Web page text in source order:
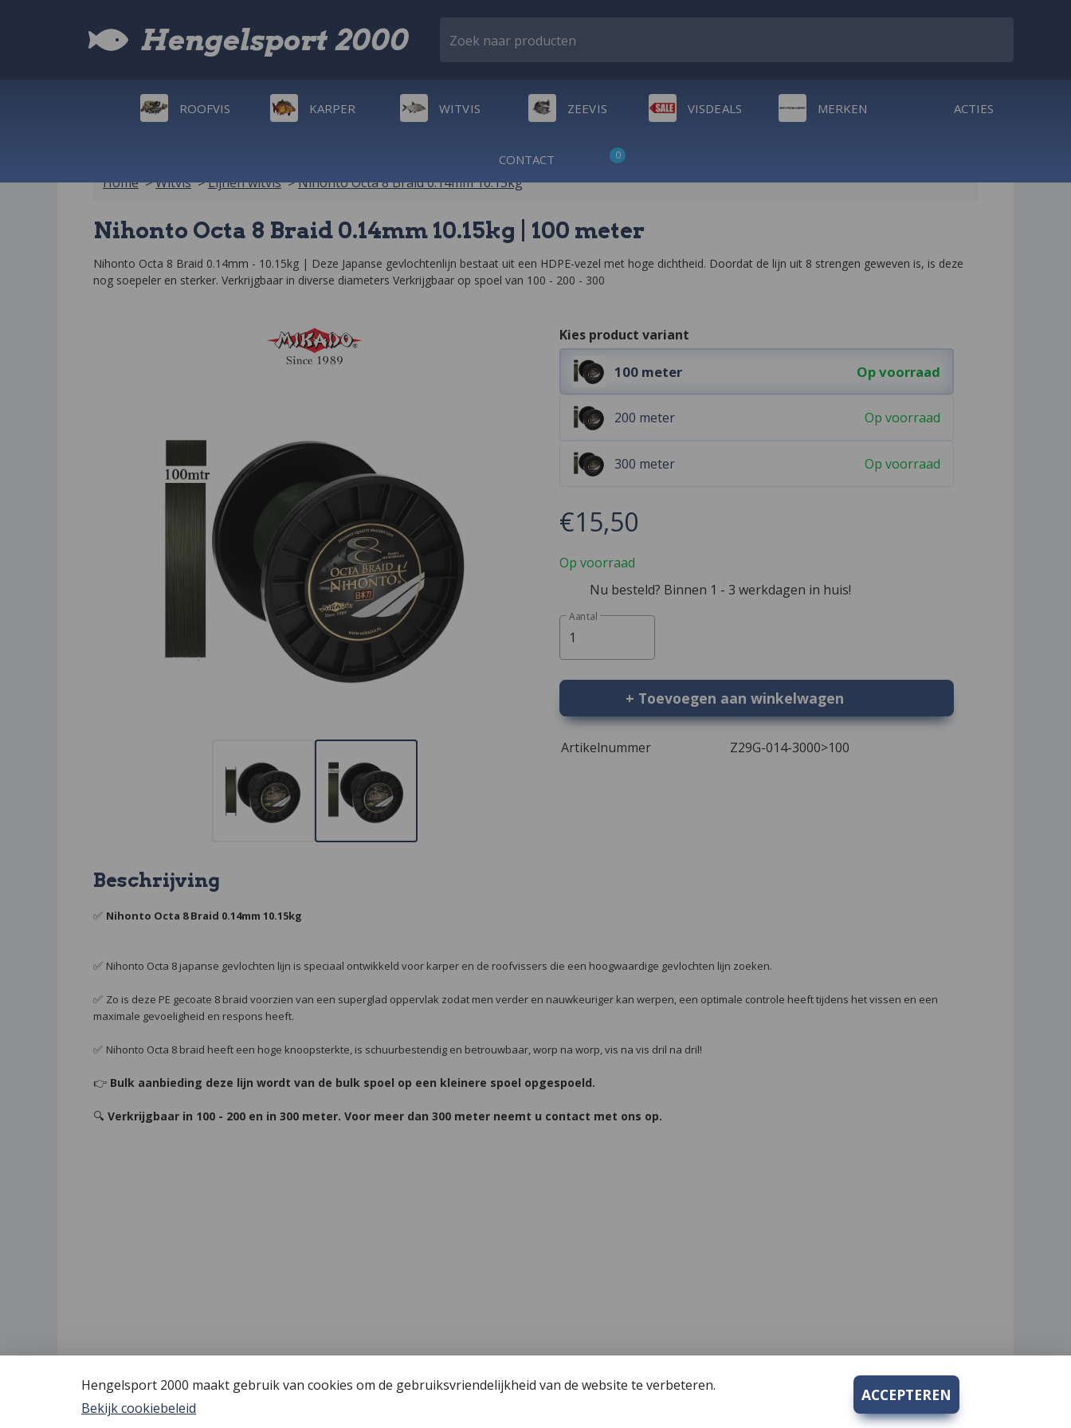
Hengelsport 2000 Zoek naar producten
ROOFVIS KARPER WITVIS ZEEVIS VISDEALS MERKEN ACTIES
CONTACT 0
Home>Witvis>Lijnen witvis>Nihonto Octa 8 Braid 0.14mm 10.15kg
Nihonto Octa 8 Braid 0.14mm 10.15kg | 100 meter
Nihonto Octa 8 Braid 0.14mm - 10.15kg | Deze Japanse gevlochtenlijn bestaat uit een HDPE-vezel met hoge dichtheid. Doordat de lijn uit 8 strengen geweven is, is deze
nog soepeler en sterker. Verkrijgbaar in diverse diameters Verkrijgbaar op spoel van 100 - 200 - 300
Kies product variant
100 meter Op voorraad
200 meter Op voorraad
300 meter Op voorraad
€15,50
Op voorraad
Nu besteld? Binnen 1 - 3 werkdagen in huis!
Aantal
1
+ Toevoegen aan winkelwagen
Artikelnummer Z29G-014-3000>100
Beschrijving
✅ Nihonto Octa 8 Braid 0.14mm 10.15kg
✅ Nihonto Octa 8 japanse gevlochten lijn is speciaal ontwikkeld voor karper en de roofvissers die een hoogwaardige gevlochten lijn zoeken.
✅ Zo is deze PE gecoate 8 braid voorzien van een superglad oppervlak zodat men verder en nauwkeuriger kan werpen, een optimale controle heeft tijdens het vissen en een
maximale gevoeligheid en respons heeft.
✅ Nihonto Octa 8 braid heeft een hoge knoopsterkte, is schuurbestendig en betrouwbaar, worp na worp, vis na vis dril na dril!
👉 Bulk aanbieding deze lijn wordt van de bulk spoel op een kleinere spoel opgespoeld.
🔍 Verkrijgbaar in 100 - 200 en in 300 meter. Voor meer dan 300 meter neemt u contact met ons op.
Hengelsport 2000 maakt gebruik van cookies om de gebruiksvriendelijkheid van de website te verbeteren.
Bekijk cookiebeleid
ACCEPTEREN